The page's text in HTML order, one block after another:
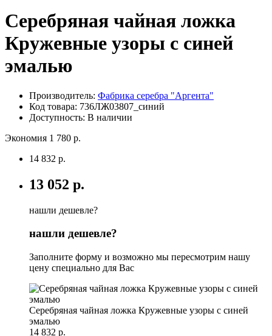
Серебряная чайная ложка
Кружевные узоры с синей
эмалью
Производитель: Фабрика серебра "Аргента"
Код товара: 736ЛЖ03807_синий
Доступность: В наличии
Экономия 1 780 р.
14 832 р.
13 052 р.
нашли дешевле?
нашли дешевле?
Заполните форму и возможно мы пересмотрим нашу
цену специально для Вас
Серебряная чайная ложка Кружевные узоры с синей
эмалью
14 832 р.